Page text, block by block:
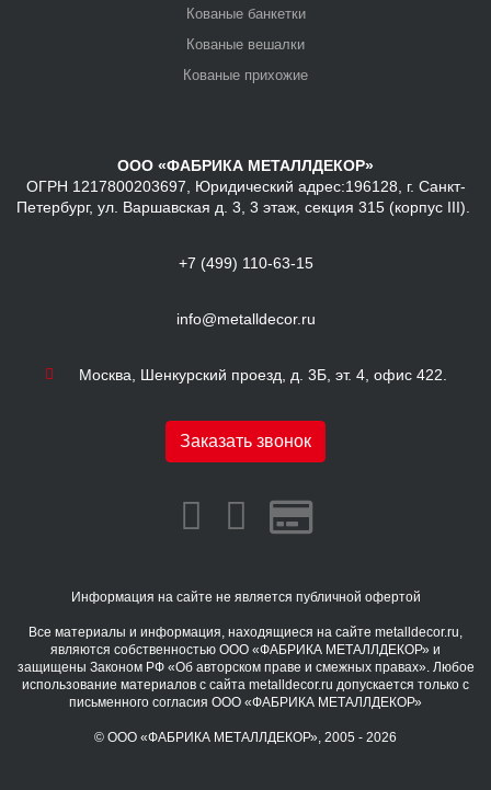
Кованые банкетки
Кованые вешалки
Кованые прихожие
ООО «ФАБРИКА МЕТАЛЛДЕКОР»
ОГРН 1217800203697, Юридический адрес:196128, г. Санкт-
Петербург, ул. Варшавская д. 3, 3 этаж, секция 315 (корпус III).
+7 (499) 110-63-15
info@metalldecor.ru
Москва, Шенкурский проезд, д. 3Б, эт. 4, офис 422.
Заказать звонок
Информация на сайте не является публичной офертой
Все материалы и информация, находящиеся на сайте metalldecor.ru,
являются собственностью ООО «ФАБРИКА МЕТАЛЛДЕКОР» и
защищены Законом РФ «Об авторском праве и смежных правах». Любое
использование материалов с сайта metalldecor.ru допускается только с
письменного согласия ООО «ФАБРИКА МЕТАЛЛДЕКОР»
© ООО «ФАБРИКА МЕТАЛЛДЕКОР», 2005 - 2026